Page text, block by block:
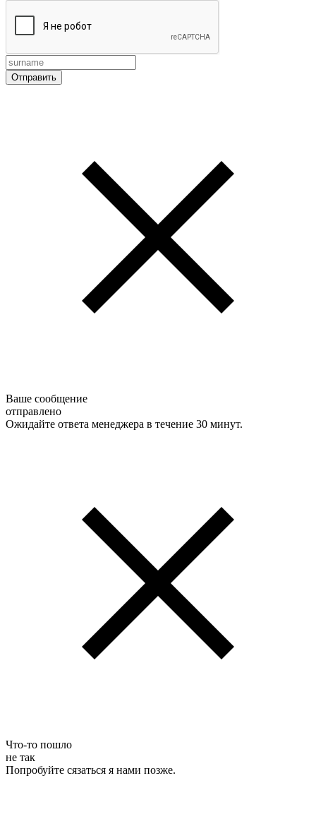
Ваше сообщение
отправлено
Ожидайте ответа менеджера в течение 30 минут.
Что-то пошло
не так
Попробуйте сязаться я нами позже.